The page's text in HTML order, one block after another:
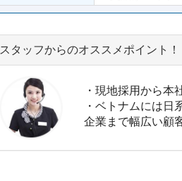
スタッフからのオススメポイント！
・現地採用から本
・ベトナムには日
企業まで幅広い顧